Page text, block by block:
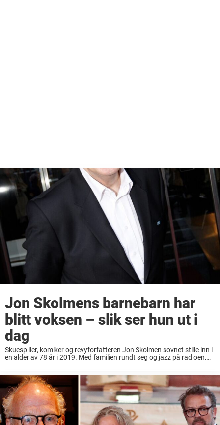
Jon Skolmens barnebarn har
blitt voksen – slik ser hun ut i
dag
Skuespiller, komiker og revyforfatteren Jon Skolmen sovnet stille inn i
en alder av 78 år i 2019. Med familien rundt seg og jazz på radioen,